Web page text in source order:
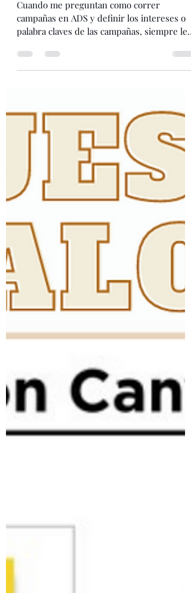
Marketing
Cuando me preguntan como correr
palabra claves de las campañas, siempre les
recomiendo que...